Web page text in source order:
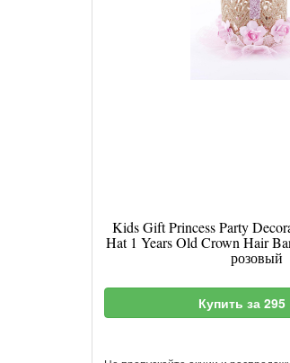
Kids Gift Princess Party
Hat 1 Years Old Crown Hair
розовый
Купить за 295